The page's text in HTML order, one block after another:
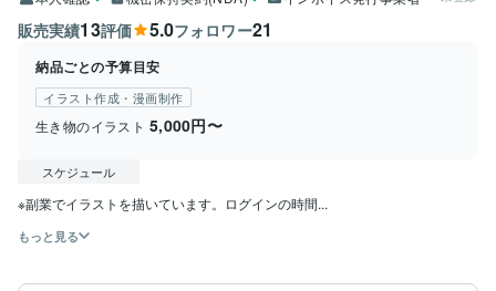
販売実績13評価 5.0フォロワー21
納品ごとの予算目安
イラスト作成・漫画制作
生き物のイラスト 5,000円〜
スケジュール
※副業でイラストを描いています。ログインの時間...
もっと見る